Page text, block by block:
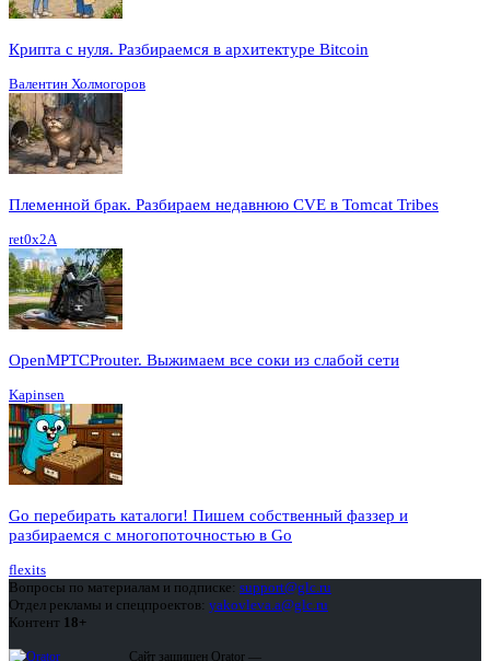
Крипта с нуля. Разбираемся в архитектуре Bitcoin
Валентин Холмогоров
Племенной брак. Разбираем недавнюю CVE в Tomcat Tribes
ret0x2A
OpenMPTCProuter. Выжимаем все соки из слабой сети
Kapinsen
Go перебирать каталоги! Пишем собственный фаззер и
разбираемся с многопоточностью в Go
flexits
Вопросы по материалам и подписке: support@glc.ru
Отдел рекламы и спецпроектов: yakovleva.a@glc.ru
Контент 18+
Сайт защищен Qrator —